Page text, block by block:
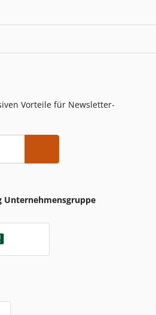
Vorteile für Newsletter-
Unternehmensgruppe